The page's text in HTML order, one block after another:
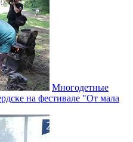
Многодетные
на фестивале "От мала